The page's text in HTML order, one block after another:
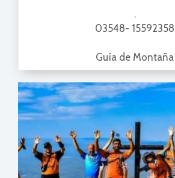
.
03548- 15592358
Guía de Montaña